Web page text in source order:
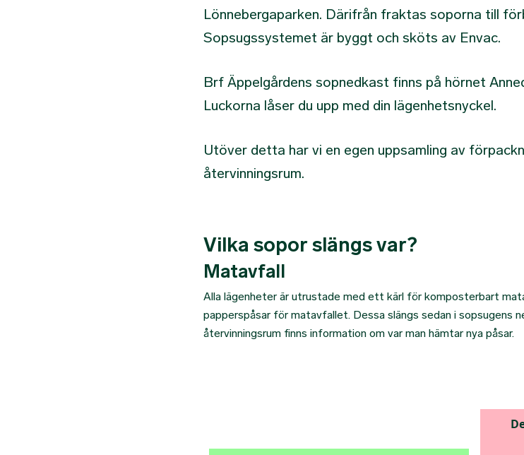
Lönnebergaparken. Därifrån fraktas soporna till
Sopsugssystemet är byggt och sköts av Envac.
Brf Äppelgårdens sopnedkast finns på hörnet
Luckorna låser du upp med din lägenhetsnyckel.
Utöver detta har vi en egen uppsamling av
återvinningsrum.
Vilka sopor slängs var?
Matavfall
Alla lägenheter är utrustade med ett kärl för komposterbart
papperspåsar för matavfallet. Dessa slängs sedan i
återvinningsrum finns information om var man hämtar nya påsar.